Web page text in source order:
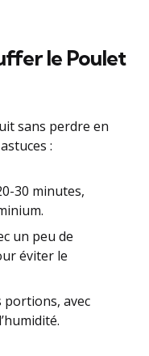
le Poulet
sans perdre en
:
30 minutes,
un peu de
éviter le
portions, avec